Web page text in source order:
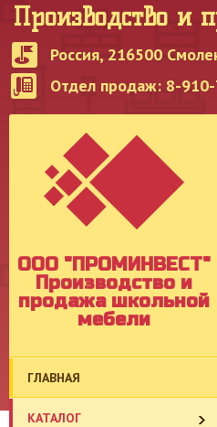
Россия, 216500
Отдел продаж: 8-
Производство и
OOO "ПРОМИНВЕСТ"
Производство и
продажа школьной
мебели
ГЛАВНАЯ
КАТАЛОГ